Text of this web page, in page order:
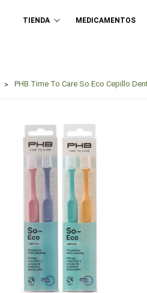
TIENDA MEDICAMENTOS
PHB Time To Care So Eco Cepillo